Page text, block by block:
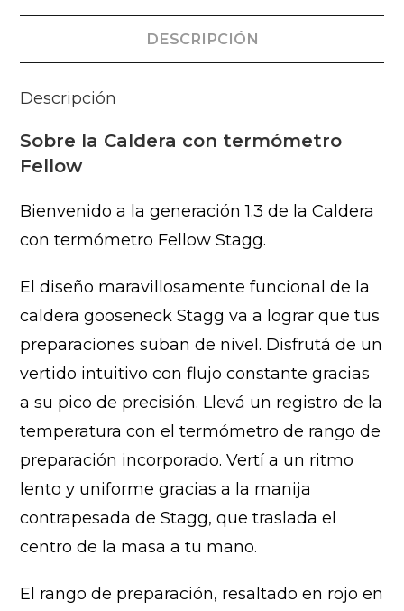
DESCRIPCIÓN
Descripción
Sobre la Caldera con termómetro
Fellow
Bienvenido a la generación 1.3 de la Caldera
con termómetro Fellow Stagg.
El diseño maravillosamente funcional de la
caldera gooseneck Stagg va a lograr que tus
preparaciones suban de nivel. Disfrutá de un
vertido intuitivo con flujo constante gracias
a su pico de precisión. Llevá un registro de la
temperatura con el termómetro de rango de
preparación incorporado. Vertí a un ritmo
lento y uniforme gracias a la manija
contrapesada de Stagg, que traslada el
centro de la masa a tu mano.
El rango de preparación, resaltado en rojo en